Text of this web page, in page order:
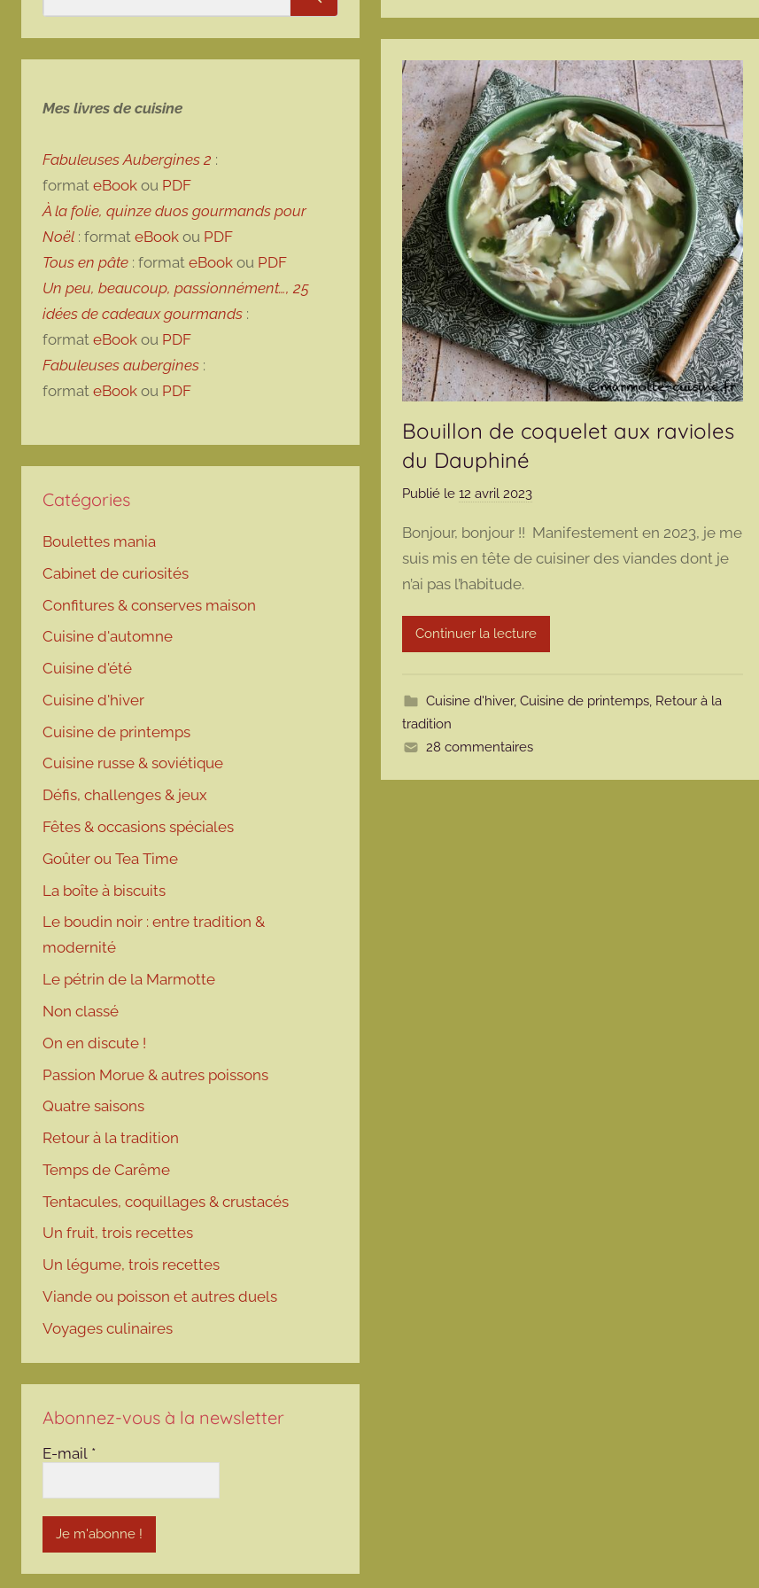
Bouillon de coquelet aux ravioles
du Dauphiné
Publié le 12 avril 2023p
r
m
m
o
t
Bonjour, bonjour !! Manifestement en 2023, je me
suis mis en tête de cuisiner des viandes dont je
n’ai pas l’habitude.
Continuer la lecture
Cuisine d'hiver,Cuisine de printemps, Retour à la
tradition
28 commentaires
Rechercher
Mes livres de cuisine
Fabuleuses Aubergines 2 :
format eBook ou PDF
À la folie, quinze duos gourmands pour
Noël : format eBook ou PDF
Tous en pâte : format eBook ou PDF
Un peu, beaucoup, passionnément…, 25
idées de cadeaux gourmands :
format eBook ou PDF
Fabuleuses aubergines :
format eBook ou PDF
Catégories
Boulettes mania
Cabinet de curiosités
Confitures & conserves maison
Cuisine d'automne
Cuisine d'été
Cuisine d'hiver
Cuisine de printemps
Cuisine russe & soviétique
Défis, challenges & jeux
Fêtes & occasions spéciales
Goûter ou Tea Time
La boîte à biscuits
Le boudin noir : entre tradition &
modernité
Le pétrin de la Marmotte
Non classé
On en discute !
Passion Morue & autres poissons
Quatre saisons
Retour à la tradition
Temps de Carême
Tentacules, coquillages & crustacés
Un fruit, trois recettes
Un légume, trois recettes
Viande ou poisson et autres duels
Voyages culinaires
Abonnez-vous à la newsletter
E-mail *